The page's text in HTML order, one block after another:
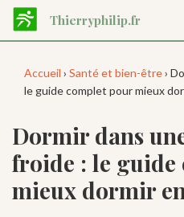
Aller
contenu
Thierryphilip.fr
Accueil › Santé et bien-être›
le guide complet pour mieux
Dormir dans
froide : le guide
mieux dormir